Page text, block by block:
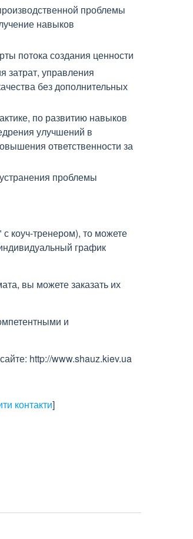
проблемы
навыков
потока создания ценности
затрат, управления
без дополнительных
по развитию навыков
улучшений в
ответственности за
проблемы
коуч-тренером), то можете
график
вы можете заказать их
и
http://www.shauz.kіev.ua
контакти]